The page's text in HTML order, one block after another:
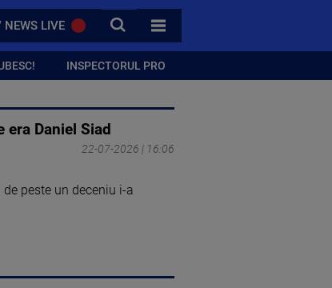
NEWS LIVE CAUTA
TOATE CATEGORIILE
INSPECTORUL PRO
Daniel Siad
22-07-2026 | 16:06
peste un deceniu i-a